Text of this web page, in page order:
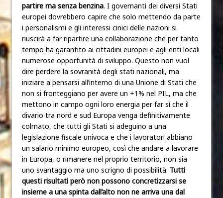
partire ma senza benzina. I governanti dei diversi Stati
europei dovrebbero capire che solo mettendo da parte
i personalismi e gli interessi cinici delle nazioni si
riuscirà a far ripartire una collaborazione che per tanto
tempo ha garantito ai cittadini europei e agli enti locali
numerose opportunità di sviluppo. Questo non vuol
dire perdere la sovranità degli stati nazionali, ma
iniziare a pensarsi all’interno di una Unione di Stati che
non si fronteggiano per avere un +1% nel PIL, ma che
mettono in campo ogni loro energia per far sì che il
divario tra nord e sud Europa venga definitivamente
colmato, che tutti gli Stati si adeguino a una
legislazione fiscale univoca e che i lavoratori abbiano
un salario minimo europeo, così che andare a lavorare
in Europa, o rimanere nel proprio territorio, non sia
uno svantaggio ma uno scrigno di possibilità. Tutti
questi risultati però non possono concretizzarsi se
insieme a una spinta dall’alto non ne arriva una dal